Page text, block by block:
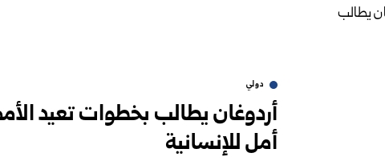
دولي
أردوغان يطالب بخطوات تعيد
أمل للإنسانية